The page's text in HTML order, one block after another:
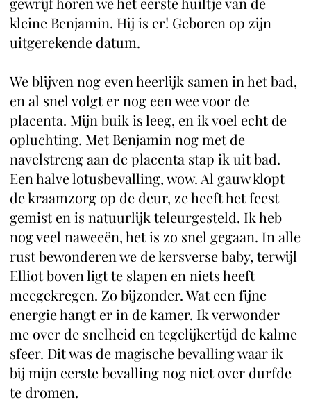
kleine Benjamin. Hij is er! Geboren op zijn
uitgerekende datum.
We blijven nog even heerlijk samen in het bad,
en al snel volgt er nog een wee voor de
placenta. Mijn buik is leeg, en ik voel echt de
opluchting. Met Benjamin nog met de
navelstreng aan de placenta stap ik uit bad.
Een halve lotusbevalling, wow. Al gauw klopt
de kraamzorg op de deur, ze heeft het feest
gemist en is natuurlijk teleurgesteld. Ik heb
nog veel naweeën, het is zo snel gegaan. In alle
rust bewonderen we de kersverse baby, terwijl
Elliot boven ligt te slapen en niets heeft
meegekregen. Zo bijzonder. Wat een fijne
energie hangt er in de kamer. Ik verwonder
me over de snelheid en tegelijkertijd de kalme
sfeer. Dit was de magische bevalling waar ik
bij mijn eerste bevalling nog niet over durfde
te dromen.